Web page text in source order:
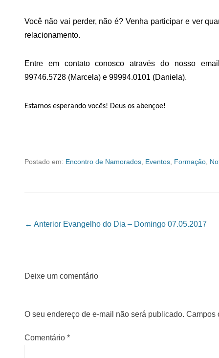
Você não vai perder, não é? Venha participar e ver
relacionamento.
Entre em contato conosco através do nosso
99746.5728 (Marcela) e 99994.0101 (Daniela).
Estamos esperando vocês! Deus os abençoe!
Postado em: Encontro de Namorados Eventos Formação
Navegação das Postagens
← Anterior Evangelho do Dia – Domingo 07.05.2017
Deixe um comentário
O seu endereço de e-mail não será publicado. Campos
Comentário *